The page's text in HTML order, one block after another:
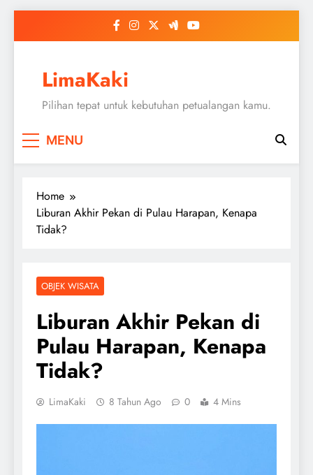
LimaKaki
Pilihan tepat untuk kebutuhan petualangan kamu.
MENU
Home
Liburan Akhir Pekan di Pulau Harapan, Kenapa
Tidak?
OBJEK WISATA
Liburan Akhir Pekan di
Pulau Harapan, Kenapa
Tidak?
LimaKaki 8 Tahun Ago 0 4 Mins